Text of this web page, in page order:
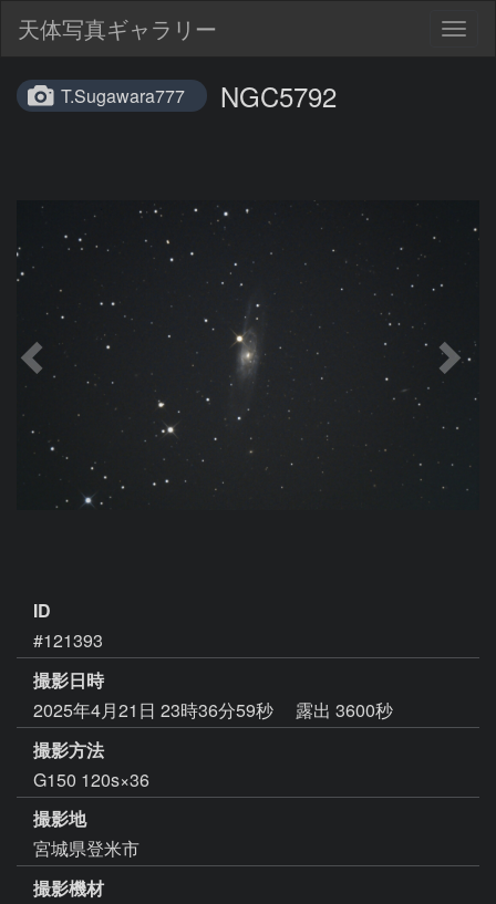
天体写真ギャラリー
T.Sugawara777 NGC5792
ID
#121393
撮影日時
2025年4月21日 23時36分59秒
露出 3600秒
撮影方法
G150 120s×36
撮影地
宮城県登米市
撮影機材